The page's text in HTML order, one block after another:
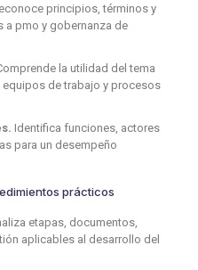
principios, términos y
pmo y gobernanza de
la utilidad del tema
de trabajo y procesos
Identifica funciones, actores
para un desempeño
prácticos
etapas, documentos,
aplicables al desarrollo del